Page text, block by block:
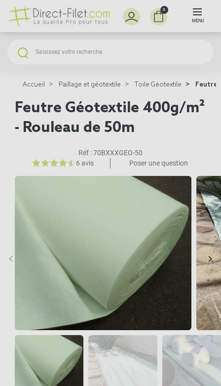
0
MENU
Accueil Paillage et géotextile Toile Géotextile Feutre
Feutre Géotextile 400g/m²
- Rouleau de 50m
Réf :70BXXXGEO-50
6 avis
Poser une question
Précédent
keyboard_arrow_left keyboard_arrow_right